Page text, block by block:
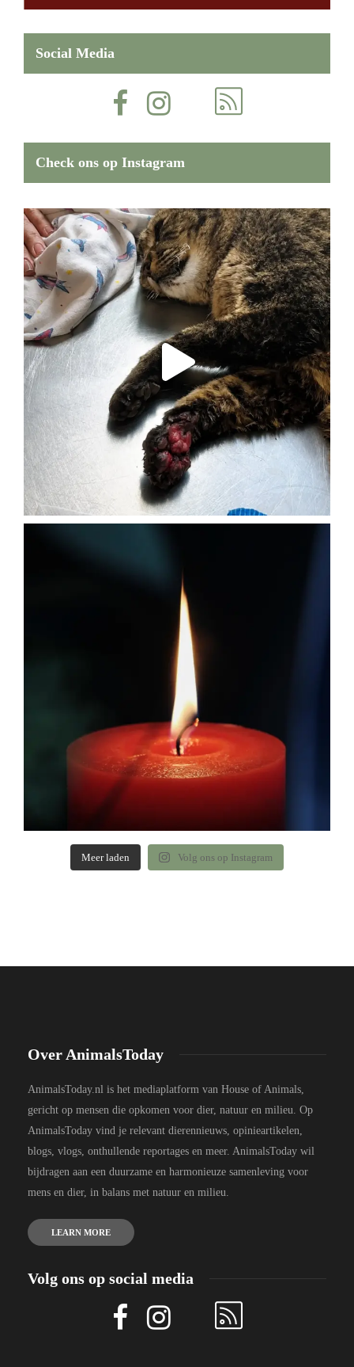
Social Media
Check ons op Instagram
Meer laden Volg ons op Instagram
Over AnimalsToday
AnimalsToday.nl is het mediaplatform van House of Animals,
gericht op mensen die opkomen voor dier, natuur en milieu. Op
AnimalsToday vind je relevant dierennieuws, opinieartikelen,
blogs, vlogs, onthullende reportages en meer. AnimalsToday wil
bijdragen aan een duurzame en harmonieuze samenleving voor
mens en dier, in balans met natuur en milieu.
LEARN MORE
Volg ons op social media